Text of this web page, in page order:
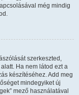
még mindig
szerkeszted,
Ha nem látod ezt a
készítéséhez. Add meg
mindegyiket új
mező használatával